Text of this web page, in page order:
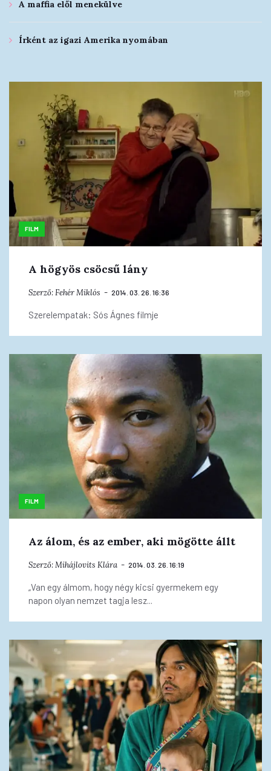
A maffia elől menekülve
Írként az igazi Amerika nyomában
FILM
A högyös csöcsű lány
Szerző:Fehér Miklós 2014. 03. 26. 16:36
Szerelempatak: Sós Ágnes filmje
FILM
Az álom, és az ember, aki mögötte állt
Szerző:Mihájlovits Klára 2014. 03. 26. 16:19
„Van egy álmom, hogy négy kicsi gyermekem egy
napon olyan nemzet tagja lesz...